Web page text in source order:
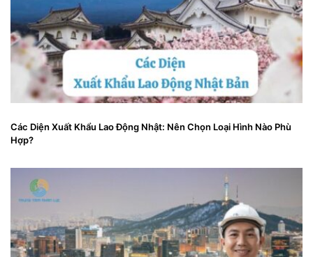
Các Diện Xuất Khẩu Lao Động Nhật: Nên Chọn Loại Hình Nào Phù
Hợp?